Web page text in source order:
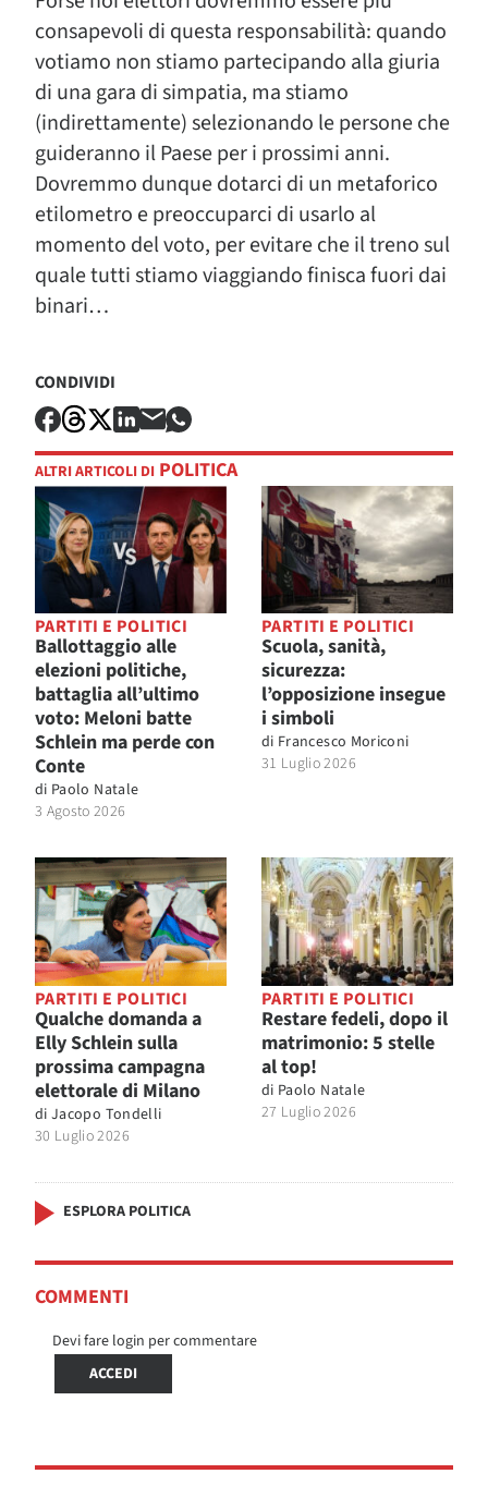
consapevoli di questa responsabilità: quando
votiamo non stiamo partecipando alla giuria
di una gara di simpatia, ma stiamo
(indirettamente) selezionando le persone che
guideranno il Paese per i prossimi anni.
Dovremmo dunque dotarci di un metaforico
etilometro e preoccuparci di usarlo al
momento del voto, per evitare che il treno sul
quale tutti stiamo viaggiando finisca fuori dai
binari…
CONDIVIDI
ALTRI ARTICOLI DI POLITICA
PARTITI E POLITICI
Ballottaggio alle
elezioni politiche,
battaglia all’ultimo
voto: Meloni batte
Schlein ma perde con
Conte
di Paolo Natale
3 Agosto 2026
PARTITI E POLITICI
Scuola, sanità,
sicurezza:
l’opposizione insegue
i simboli
di Francesco Moriconi
31 Luglio 2026
PARTITI E POLITICI
Qualche domanda a
Elly Schlein sulla
prossima campagna
elettorale di Milano
di Jacopo Tondelli
30 Luglio 2026
PARTITI E POLITICI
Restare fedeli, dopo il
matrimonio: 5 stelle
al top!
di Paolo Natale
27 Luglio 2026
ESPLORA POLITICA
COMMENTI
Devi fare login per commentare
ACCEDI